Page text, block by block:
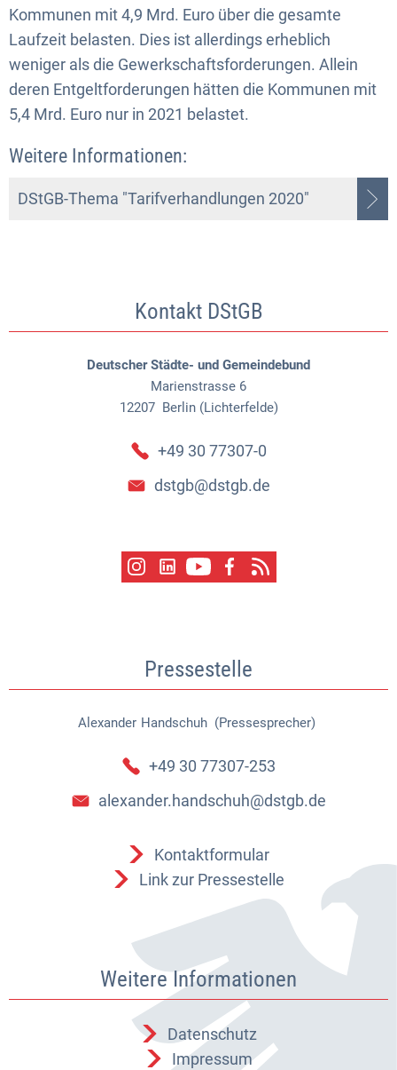
Kommunen mit 4,9 Mrd. Euro über die gesamte
Laufzeit belasten. Dies ist allerdings erheblich
weniger als die Gewerkschaftsforderungen. Allein
deren Entgeltforderungen hätten die Kommunen mit
5,4 Mrd. Euro nur in 2021 belastet.
Weitere Informationen:
DStGB-Thema "Tarifverhandlungen 2020"
Kontakt DStGB
Deutscher Städte- und Gemeindebund
Marienstrasse 6
12207 Berlin (Lichterfelde)
+49 30 77307-0
dstgb@dstgb.de
Pressestelle
Alexander Handschuh (Pressesprecher)
Alexander Handschuh
+49 30 77307-253
alexander.handschuh@dstgb.de
Kontaktformular
Link zur Pressestelle
Weitere Informationen
Datenschutz
Impressum